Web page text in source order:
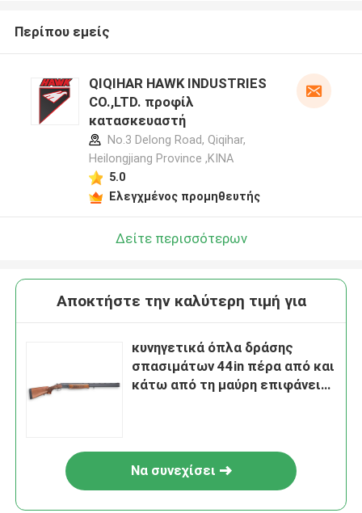
Περίπου εμείς
QIQIHAR HAWK INDUSTRIES
CO.,LTD. προφίλ
κατασκευαστή
No.3 Delong Road, Qiqihar,
Heilongjiang Province ,ΚΙΝΑ
5.0
Ελεγχμένος προμηθευτής
Δείτε περισσότερων
Αποκτήστε την καλύτερη τιμή για
κυνηγετικά όπλα δράσης
σπασιμάτων 44in πέρα από και
κάτω από τη μαύρη επιφάνεια
Να συνεχίσει